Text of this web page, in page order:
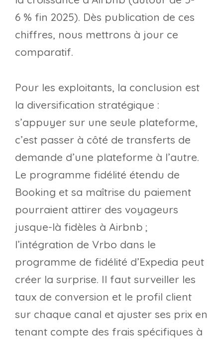
6 % fin 2025). Dès publication de ces
chiffres, nous mettrons à jour ce
comparatif.
Pour les exploitants, la conclusion est
la diversification stratégique :
s’appuyer sur une seule plateforme,
c’est passer à côté de transferts de
demande d’une plateforme à l’autre.
Le programme fidélité étendu de
Booking et sa maîtrise du paiement
pourraient attirer des voyageurs
jusque-là fidèles à Airbnb ;
l’intégration de Vrbo dans le
programme de fidélité d’Expedia peut
créer la surprise. Il faut surveiller les
taux de conversion et le profil client
sur chaque canal et ajuster ses prix en
tenant compte des frais spécifiques à